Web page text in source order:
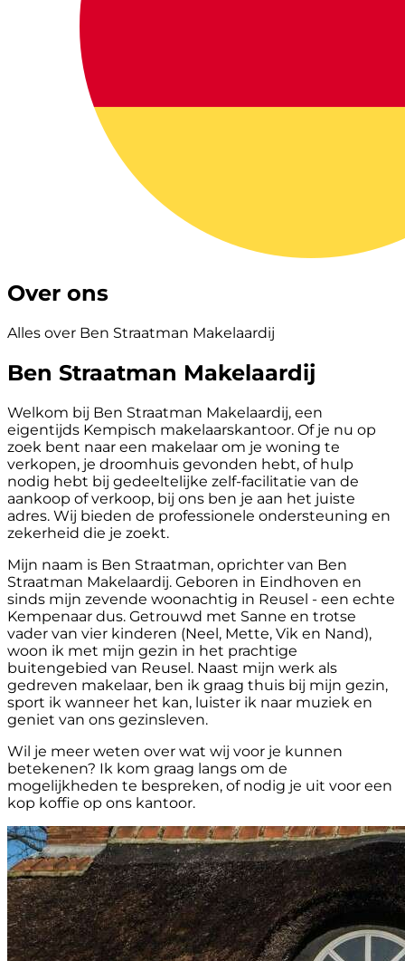
Over ons
Alles over Ben Straatman Makelaardij
Ben Straatman Makelaardij
Welkom bij Ben Straatman Makelaardij, een
eigentijds Kempisch makelaarskantoor. Of je nu op
zoek bent naar een makelaar om je woning te
verkopen, je droomhuis gevonden hebt, of hulp
nodig hebt bij gedeeltelijke zelf-facilitatie van de
aankoop of verkoop, bij ons ben je aan het juiste
adres. Wij bieden de professionele ondersteuning en
zekerheid die je zoekt.
Mijn naam is Ben Straatman, oprichter van Ben
Straatman Makelaardij. Geboren in Eindhoven en
sinds mijn zevende woonachtig in Reusel - een echte
Kempenaar dus. Getrouwd met Sanne en trotse
vader van vier kinderen (Neel, Mette, Vik en Nand),
woon ik met mijn gezin in het prachtige
buitengebied van Reusel. Naast mijn werk als
gedreven makelaar, ben ik graag thuis bij mijn gezin,
sport ik wanneer het kan, luister ik naar muziek en
geniet van ons gezinsleven.
Wil je meer weten over wat wij voor je kunnen
betekenen? Ik kom graag langs om de
mogelijkheden te bespreken, of nodig je uit voor een
kop koffie op ons kantoor.